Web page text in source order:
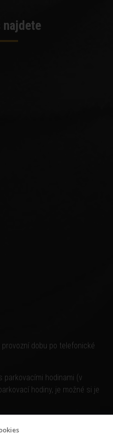
najdete
dobu po telefonické
parkovacími hodinami (v
hodiny, je možné si je